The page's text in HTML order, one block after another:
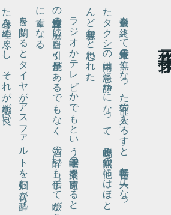
送別会を終
え
て最終電車
の無
く
な
っ
た部下
の二人
を下
ろ
す
と
、運転手
と二人
に
な
っ
たタ
ク
シー
の車内
は急
に静
か
に
な
っ
て
、時折鳴
る無線
の他
に
は
ほ
と
んど無音
か
と思
わ
れ
た
。
ラ
ジ
オ
か
テ
レ
ビ
か
で
も
と
い
う運転手
の提案
を遠慮
す
る
と
、深夜
の幹線道路の脇
に目
を引
く景色
が
あ
る
で
も
な
く
、酒
の酔
い
も手伝
っ
て瞼
が急
に重く
な
る
。
目を閉
じ
る
と
タ
イ
ヤ
が
ア
ス
フ
ァ
ル
ト
を掴
む音
が酔
っ
た心身を埋
め尽
く
し
、
そ
れ
が心地
が良
い
。